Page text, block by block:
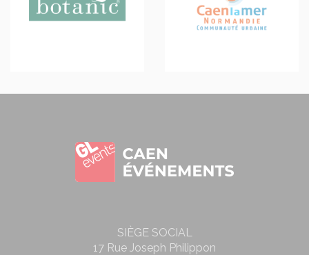
SIÈGE SOCIAL
17 Rue Joseph Philippon
Panneau de gestion des cookies